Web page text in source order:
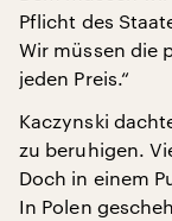
Pflicht des
Wir müssen die
jeden Preis.“
Kaczynski
zu beruhigen.
Doch in einem
In Polen